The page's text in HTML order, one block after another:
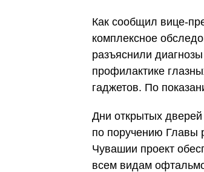
Как сообщил вице-
комплексное
разъяснили
профилактике
гаджетов. По
Дни открытых
по поручению Главы
Чувашии проект
всем видам